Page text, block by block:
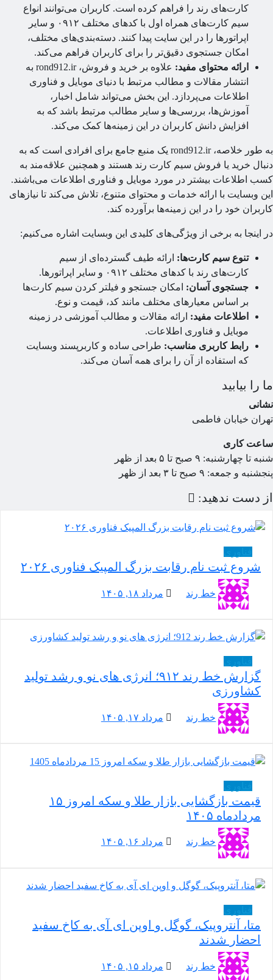
کارت‌های رند را فراهم کرده است. کاربران می‌توانند انواع
سیم کارت‌های همراه اول با کدهای مختلف ۰۹۱۲ و سایر
اپراتورها را در این سایت پیدا کنند. دسته‌بندی‌های مختلف،
امکان جستجوی دقیق‌تر را برای کاربران فراهم می‌کند.
ارائه محتوای مفید:
علاوه بر خرید و فروش، rond912.ir به
انتشار مقالات و مطالب مرتبط با دنیای موبایل و فناوری
اطلاعات می‌پردازد. این بخش می‌تواند شامل اخبار،
آموزش‌ها، بررسی‌ها و سایر مطالب مرتبط باشد که به
افزایش دانش کاربران در این زمینه‌ها کمک می‌کند.
به طور خلاصه، rond912.ir یک منبع جامع برای افرادی است که به
خرید یا فروش سیم کارت رند هستند و همچنین علاقه‌مند به
اطلاعات بیشتر در مورد موبایل و فناوری اطلاعات می‌باشند.
وبسایت با ارائه خدمات و محتوای متنوع، تلاش می‌کند تا نیازهای
خود را در این زمینه‌ها برآورده کند.
اینجا به برخی از ویژگی‌های کلیدی این وبسایت اشاره می‌کنیم:
تنوع سیم کارت‌ها:ارائه طیف گسترده‌ای از سیم
کارت‌های رند با کدهای مختلف ۰۹۱۲ و سایر اپراتورها.
جستجوی آسان:امکان جستجو و فیلتر کردن سیم کارت‌ها
بر اساس معیارهای مختلف مانند کد، قیمت و نوع.
اطلاعات مفید:ارائه مقالات و مطالب آموزشی در زمینه
موبایل و فناوری اطلاعات.
رابط کاربری مناسب:طراحی ساده و کاربرپسند وبسایت
که استفاده از آن را برای همه آسان می‌کند.
را بیابید
خیابان فاطمی
کاری
تا چهارشنبه: ۹ صبح تا ۵ بعد از ظهر
و جمعه: ۹ صبح تا ۳ بعد از ظهر
دست ندهید:
شروع ثبت نام رقابت بزرگ المپیک فناوری ۲۰۲۶
خط رند مرداد ۱۸, ۱۴۰۵
گزارش خط رند ۹۱۲؛ انرژی های نو و رشد تولید
کشاورزی
خط رند مرداد ۱۷, ۱۴۰۵
قیمت بازگشایی بازار طلا و سکه امروز ۱۵
مردادماه ۱۴۰۵
خط رند مرداد ۱۶, ۱۴۰۵
متا، آنتروپیک، گوگل و اوپن ای آی به کاخ سفید
احضار شدند
خط رند مرداد ۱۵, ۱۴۰۵